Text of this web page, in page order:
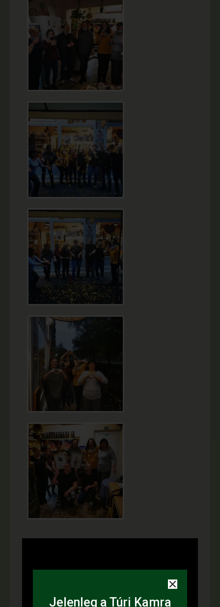
Jelenleg a Túri Kamra